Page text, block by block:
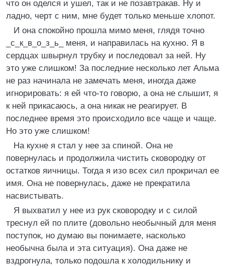
что он оделся и ушел, так и не позавтракав. Ну и
ладно, черт с ним, мне будет только меньше хлопот.
И она спокойно прошла мимо меня, глядя точно
_с_к_в_о_з_ь_ меня, и направилась на кухню. Я в
сердцах швырнул трубку и последовал за ней. Ну
это уже слишком! За последние несколько лет Альма
не раз начинала не замечать меня, иногда даже
игнорировать: я ей что-то говорю, а она не слышит, я
к ней прикасаюсь, а она никак не реагирует. В
последнее время это происходило все чаще и чаще.
Но это уже слишком!
На кухне я стал у нее за спиной. Она не
повернулась и продолжила чистить сковородку от
остатков яичницы. Тогда я изо всех сил прокричал ее
имя. Она не повернулась, даже не прекратила
насвистывать.
Я выхватил у нее из рук сковородку и с силой
треснул ей по плите (довольно необычный для меня
поступок, но думаю вы понимаете, насколько
необычна была и эта ситуация). Она даже не
вздрогнула, только подошла к холодильнику и